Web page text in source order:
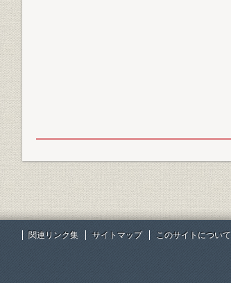
関連リンク集 サイトマップ このサイトについて